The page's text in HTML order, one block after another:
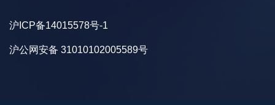
沪ICP备14015578号-1
沪公网安备 31010102005589号